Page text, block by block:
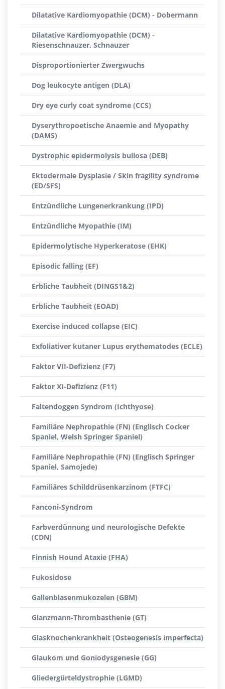
Dilatative Kardiomyopathie (DCM) - Dobermann
Dilatative Kardiomyopathie (DCM) -
Riesenschnauzer, Schnauzer
Disproportionierter Zwergwuchs
Dog leukocyte antigen (DLA)
Dry eye curly coat syndrome (CCS)
Dyserythropoetische Anaemie and Myopathy
(DAMS)
Dystrophic epidermolysis bullosa (DEB)
Ektodermale Dysplasie / Skin fragility syndrome
(ED/SFS)
Entzündliche Lungenerkrankung (IPD)
Entzündliche Myopathie (IM)
Epidermolytische Hyperkeratose (EHK)
Episodic falling (EF)
Erbliche Taubheit (DINGS1&2)
Erbliche Taubheit (EOAD)
Exercise induced collapse (EIC)
Exfoliativer kutaner Lupus erythematodes (ECLE)
Faktor VII-Defizienz (F7)
Faktor XI-Defizienz (F11)
Faltendoggen Syndrom (Ichthyose)
Familiäre Nephropathie (FN) (Englisch Cocker
Spaniel, Welsh Springer Spaniel)
Familiäre Nephropathie (FN) (Englisch Springer
Spaniel, Samojede)
Familiäres Schilddrüsenkarzinom (FTFC)
Fanconi-Syndrom
Farbverdünnung und neurologische Defekte
(CDN)
Finnish Hound Ataxie (FHA)
Fukosidose
Gallenblasenmukozelen (GBM)
Glanzmann-Thrombasthenie (GT)
Glasknochenkrankheit (Osteogenesis imperfecta)
Glaukom und Goniodysgenesie (GG)
Gliedergürteldystrophie (LGMD)